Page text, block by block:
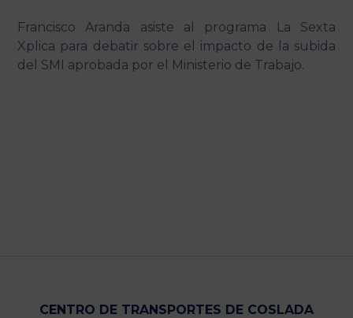
Francisco Aranda asiste al programa La Sexta
Xplica para debatir sobre el impacto de la subida
del SMI aprobada por el Ministerio de Trabajo.
CENTRO DE TRANSPORTES DE COSLADA